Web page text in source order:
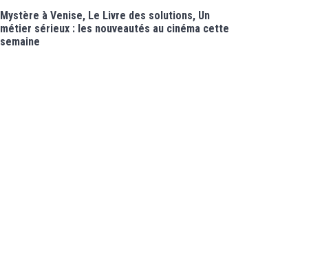
Mystère à Venise, Le Livre des solutions, Un
métier sérieux : les nouveautés au cinéma cette
semaine